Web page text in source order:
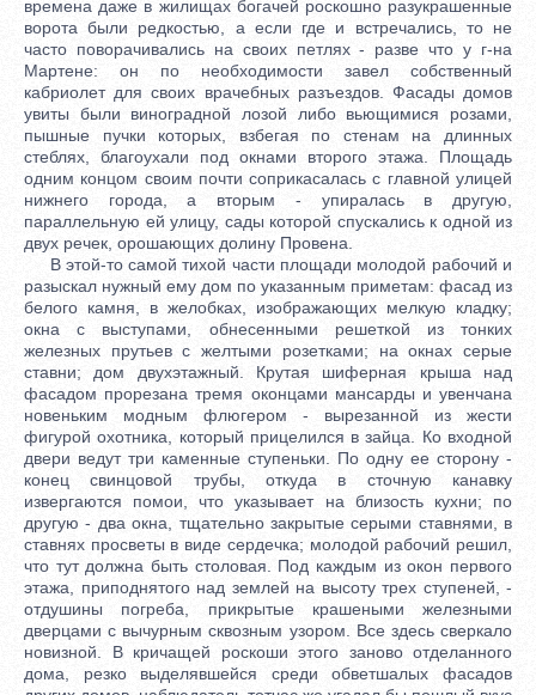
времена даже в жилищах богачей роскошно разукрашенные
ворота были редкостью, а если где и встречались, то не
часто поворачивались на своих петлях - разве что у г-на
Мартене: он по необходимости завел собственный
кабриолет для своих врачебных разъездов. Фасады домов
увиты были виноградной лозой либо вьющимися розами,
пышные пучки которых, взбегая по стенам на длинных
стеблях, благоухали под окнами второго этажа. Площадь
одним концом своим почти соприкасалась с главной улицей
нижнего города, а вторым - упиралась в другую,
параллельную ей улицу, сады которой спускались к одной из
двух речек, орошающих долину Провена.
В этой-то самой тихой части площади молодой рабочий и
разыскал нужный ему дом по указанным приметам: фасад из
белого камня, в желобках, изображающих мелкую кладку;
окна с выступами, обнесенными решеткой из тонких
железных прутьев с желтыми розетками; на окнах серые
ставни; дом двухэтажный. Крутая шиферная крыша над
фасадом прорезана тремя оконцами мансарды и увенчана
новеньким модным флюгером - вырезанной из жести
фигурой охотника, который прицелился в зайца. Ко входной
двери ведут три каменные ступеньки. По одну ее сторону -
конец свинцовой трубы, откуда в сточную канавку
извергаются помои, что указывает на близость кухни; по
другую - два окна, тщательно закрытые серыми ставнями, в
ставнях просветы в виде сердечка; молодой рабочий решил,
что тут должна быть столовая. Под каждым из окон первого
этажа, приподнятого над землей на высоту трех ступеней, -
отдушины погреба, прикрытые крашеными железными
дверцами с вычурным сквозным узором. Все здесь сверкало
новизной. В кричащей роскоши этого заново отделанного
дома, резко выделявшейся среди обветшалых фасадов